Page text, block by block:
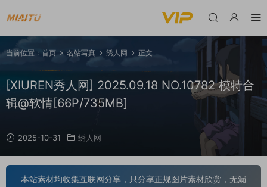
当前位置： 首页 名站写真 绣人网 正文
[XIUREN秀人网] 2025.09.18 NO.10782 模特合
辑@软情[66P/735MB]
2025-10-31 绣人网
本站素材均收集互联网分享，只分享正规图片素材欣赏，无漏